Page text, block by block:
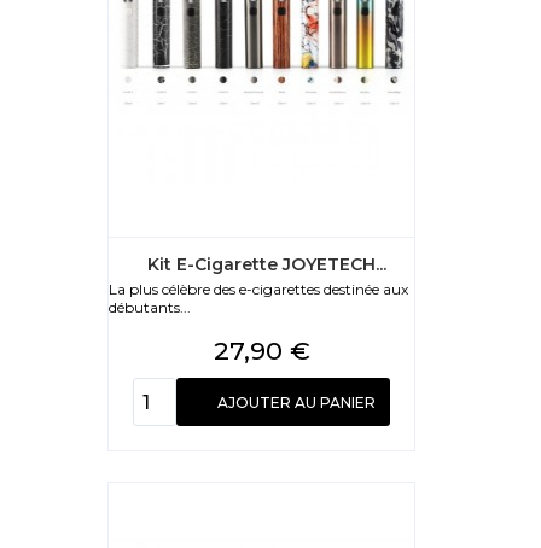
Kit E-Cigarette JOYETECH...
La plus célèbre des e-cigarettes destinée aux
débutants...
Prix
27,90 €
AJOUTER AU PANIER